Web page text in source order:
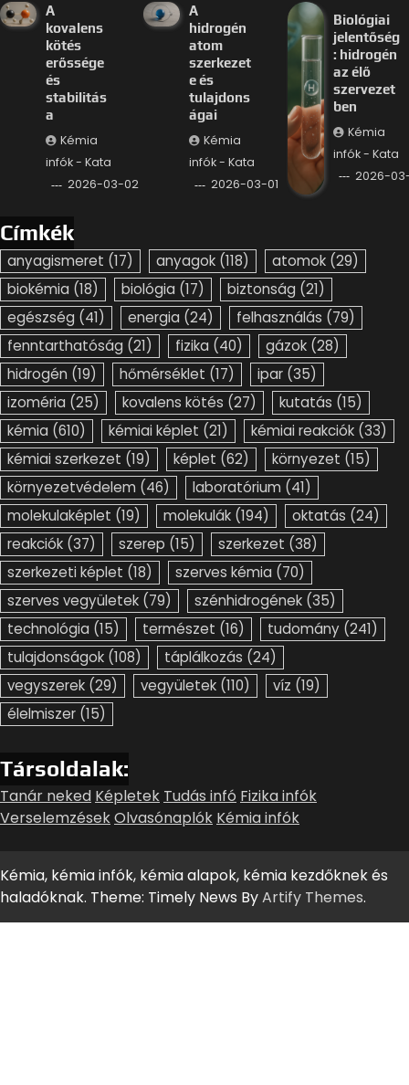
A
kovalens
kötés
erőssége
és
stabilitás
a
Kémia
infók - Kata
2026-03-02
A
hidrogén
atom
szerkezet
e és
tulajdons
ágai
Kémia
infók - Kata
2026-03-01
Biológiai
jelentőség
: hidrogén
az élő
szervezet
ben
Kémia
infók - Kata
2026-
Címkék
anyagismeret (17) anyagok (118) atomok (29)
biokémia (18) biológia (17) biztonság (21)
egészség (41) energia (24) felhasználás (79)
fenntarthatóság (21) fizika (40) gázok (28)
hidrogén (19) hőmérséklet (17) ipar (35)
izoméria (25) kovalens kötés (27) kutatás (15)
kémia (610) kémiai képlet (21) kémiai reakciók (33)
kémiai szerkezet (19) képlet (62) környezet (15)
környezetvédelem (46) laboratórium (41)
molekulaképlet (19) molekulák (194) oktatás (24)
reakciók (37) szerep (15) szerkezet (38)
szerkezeti képlet (18) szerves kémia (70)
szerves vegyületek (79) szénhidrogének (35)
technológia (15) természet (16) tudomány (241)
tulajdonságok (108) táplálkozás (24)
vegyszerek (29) vegyületek (110) víz (19)
élelmiszer (15)
Társoldalak:
Tanár neked Képletek Tudás infó Fizika infók
VerselemzésekOlvasónaplók Kémia infók
Kémia, kémia infók, kémia alapok, kémia kezdőknek és
haladóknak. Theme: Timely News ByArtify Themes.